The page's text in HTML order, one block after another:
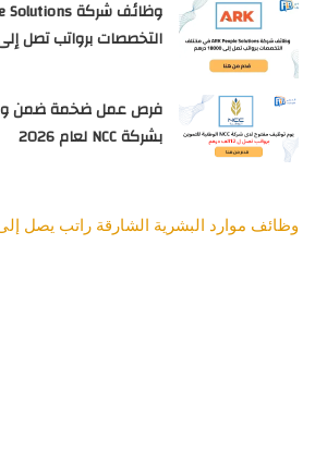
التخصصات برواتب تصل إلى 18000 درهم قدم
فرص عمل ضخمة ضمن
بشركة NCC لعام 2026
وظائف موارد البشرية الشارقة راتب يصل إلى 20000 درهم +